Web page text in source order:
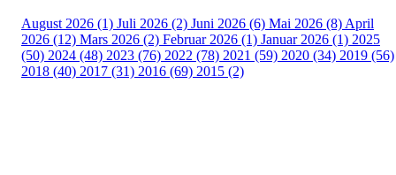
August 2026 (1) Juli 2026 (2) Juni 2026 (6) Mai 2026 (8)April
2026 (12) Mars 2026 (2) Februar 2026 (1) Januar 2026 (1) 2025
(50) 2024 (48) 2023 (76) 2022 (78) 2021 (59) 2020 (34) 2019 (56)
2018 (40) 2017 (31) 2016 (69) 2015 (2)